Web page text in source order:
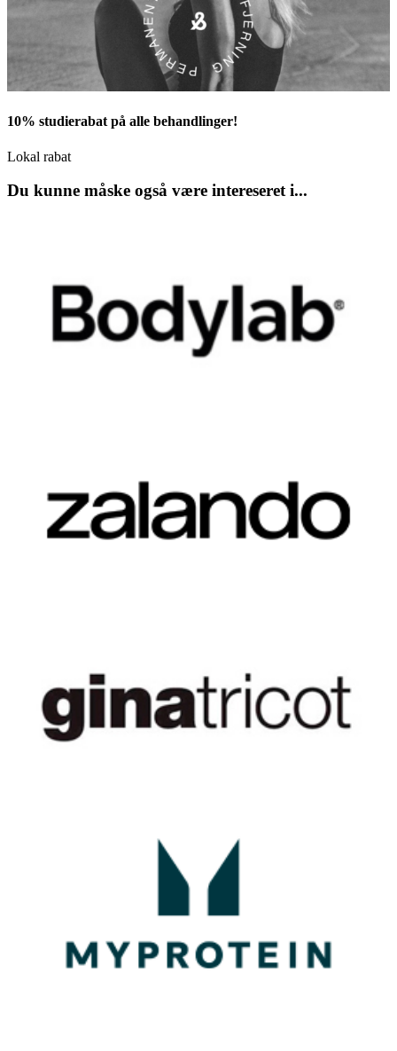
10% studierabat på alle behandlinger!
Lokal rabat
Du kunne måske også være intereseret i...